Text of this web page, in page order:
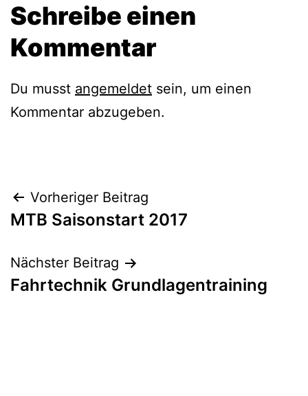
Schreibe einen
Kommentar
Du musst angemeldet sein, um einen
Kommentar abzugeben.
Beitragsnavigation
Vorheriger Beitrag
MTB Saisonstart 2017
Nächster Beitrag
Fahrtechnik Grundlagentraining